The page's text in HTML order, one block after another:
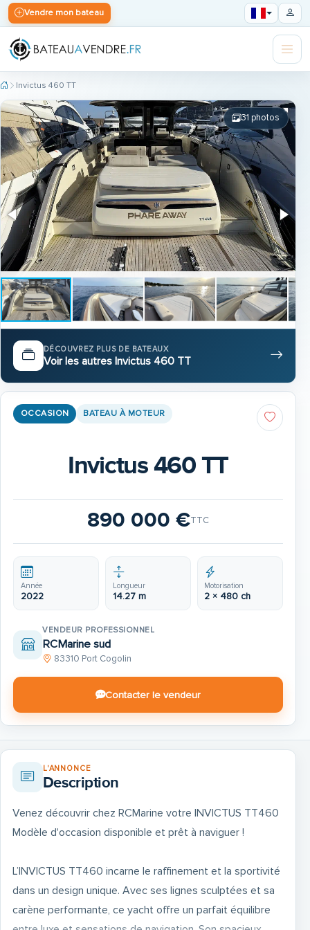
Vendre mon bateau
Invictus 460 TT
31 photos
DÉCOUVREZ PLUS DE BATEAUX
Voir les autres Invictus 460 TT
OCCASION BATEAU À MOTEUR
Invictus 460 TT
890 000 €TTC
Année
2022
Longueur
14.27 m
Motorisation
2 × 480 ch
VENDEUR PROFESSIONNEL
RCMarine sud
83310 Port Cogolin
Contacter le vendeur
L'ANNONCE
Description
Venez découvrir chez RCMarine votre INVICTUS TT460
Modèle d'occasion disponible et prêt à naviguer !
L’INVICTUS TT460 incarne le raffinement et la sportivité
dans un design unique. Avec ses lignes sculptées et sa
carène performante, ce yacht offre un parfait équilibre